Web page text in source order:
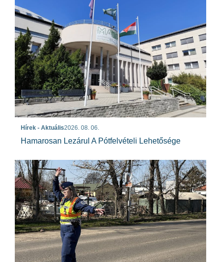
Hírek - Aktuális2026. 08. 06.
Hamarosan Lezárul A Pótfelvételi Lehetősége